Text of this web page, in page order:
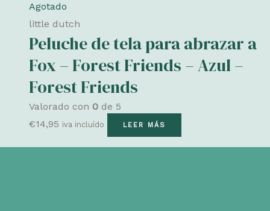
Agotado
little dutch
Peluche de tela para abrazar a
Fox – Forest Friends – Azul –
Forest Friends
Valorado con 0 de 5
€14,95 iva incluído LEER MÁS